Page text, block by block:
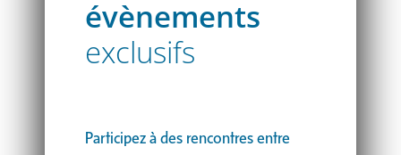
évènements
exclusifs
Participez à des rencontres entre